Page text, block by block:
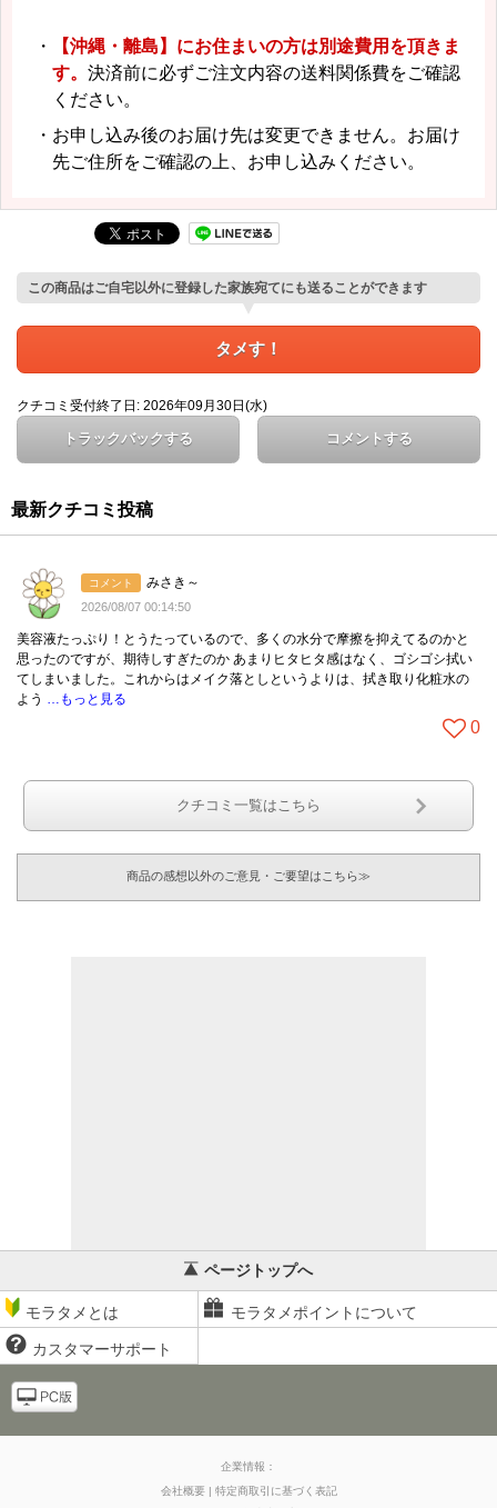
・
【沖縄・離島】にお住まいの方は別途費用を頂きま
す。 決済前に必ずご注文内容の送料関係費をご確認
ください。
・お申し込み後のお届け先は変更できません。お届け
先ご住所をご確認の上、お申し込みください。
この商品はご自宅以外に登録した家族宛てにも送ることができます
タメす！
クチコミ受付終了日: 2026年09月30日(水)
トラックバックする コメントする
最新クチコミ投稿
コメント みさき～
2026/08/07 00:14:50
美容液たっぷり！とうたっているので、多くの水分で摩擦を抑えてるのかと
思ったのですが、期待しすぎたのか あまりヒタヒタ感はなく、ゴシゴシ拭い
てしまいました。これからはメイク落としというよりは、拭き取り化粧水の
よう
…もっと見る
0
クチコミ一覧はこちら
商品の感想以外のご意見・ご要望はこちら≫
ページトップへ
モラタメとは モラタメポイントについて
カスタマーサポート
企業情報：
会社概要
特定商取引に基づく表記